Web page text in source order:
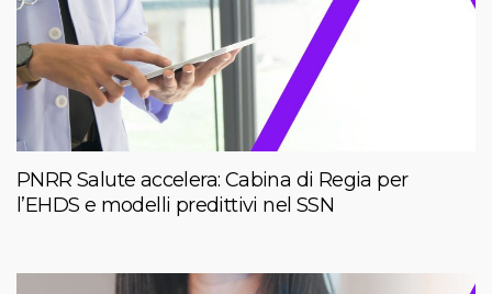
PNRR Salute accelera: Cabina di Regia per
l’EHDS e modelli predittivi nel SSN